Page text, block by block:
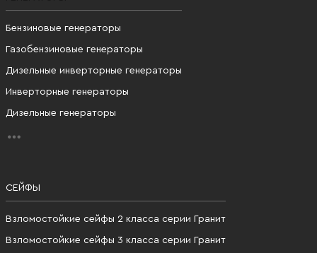
Бензиновые генераторы
Газобензиновые генераторы
Дизельные инверторные генераторы
Инверторные генераторы
Дизельные генераторы
СЕЙФЫ
Взломостойкие сейфы 2 класса серии Гранит
Взломостойкие сейфы 3 класса серии Гранит